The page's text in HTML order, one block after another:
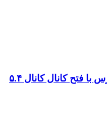
*رکوردشکنی تاریخی بورس با فتح کانال کانال ۵.۴